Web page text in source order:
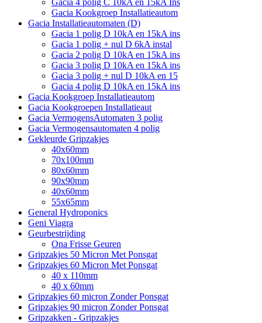
Gacia 4 polig C 10kA en 15kA Ins
Gacia Kookgroep Installatieautom
Gacia Installatieautomaten (D)
Gacia 1 polig D 10kA en 15kA ins
Gacia 1 polig + nul D 6kA instal
Gacia 2 polig D 10kA en 15kA ins
Gacia 3 polig D 10kA en 15kA ins
Gacia 3 polig + nul D 10kA en 15
Gacia 4 polig D 10kA en 15kA ins
Gacia Kookgroep Installatieautom
Gacia Kookgroepen Installatieaut
Gacia VermogensAutomaten 3 polig
Gacia Vermogensautomaten 4 polig
Gekleurde Gripzakjes
40x60mm
70x100mm
80x60mm
90x90mm
40x60mm
55x65mm
General Hydroponics
Geni Viagra
Geurbestrijding
Ona Frisse Geuren
Gripzakjes 50 Micron Met Ponsgat
Gripzakjes 60 Micron Met Ponsgat
40 x 110mm
40 x 60mm
Gripzakjes 60 micron Zonder Ponsgat
Gripzakjes 90 micron Zonder Ponsgat
Gripzakken - Gripzakjes